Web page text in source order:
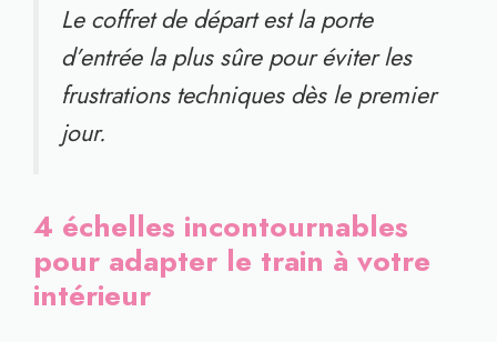
Le coffret de départ est la porte
d’entrée la plus sûre pour éviter les
frustrations techniques dès le premier
jour.
4 échelles incontournables
pour adapter le train à votre
intérieur